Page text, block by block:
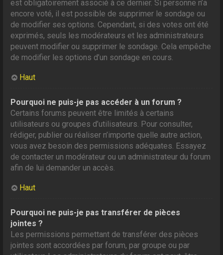
est obligatoirement associé à ce dernier. Si personne n’a
encore voté, il est possible de supprimer le sondage ou
de modifier ses options. Cependant, si des votes ont été
exprimés, seuls les modérateurs et les administrateurs
peuvent modifier ou supprimer le sondage. Cela empêche
de modifier les options d’un sondage en cours.
Haut
Pourquoi ne puis-je pas accéder à un forum ?
Certains forums peuvent être limités à certains
utilisateurs ou groupes d’utilisateurs. Pour consulter,
rédiger, publier ou réaliser n’importe quelle autre action,
vous avez besoin des permissions adéquates. Essayez
de contacter un modérateur ou un administrateur du forum
afin de lui demander un accès.
Haut
Pourquoi ne puis-je pas transférer de pièces
jointes ?
Les permissions permettant de transférer des pièces
jointes sont accordées par forum, par groupe ou par